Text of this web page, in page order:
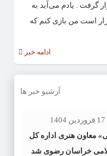
گرفت . یادم می‌آید به
است من بازی کنم که
ادامه خبر
آرشیو خبر ها
17 فروردین 1404
معاون هنری اداره کل
خراسان رضوی شد